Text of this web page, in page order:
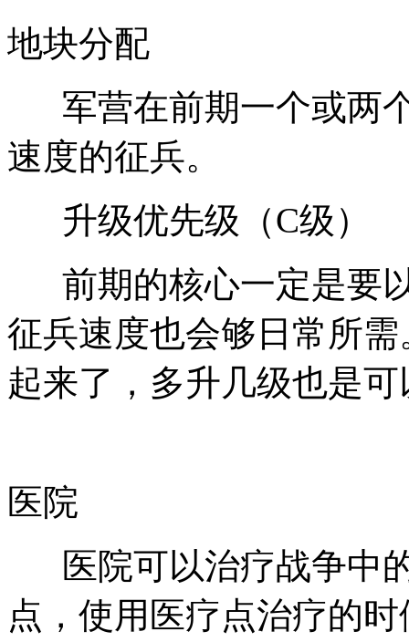
地块分配
军营在前期一个或两
速度的征兵。
升级优先级（C级）
前期的核心一定是要
征兵速度也会够日常所
起来了，多升几级也是可
医院
医院可以治疗战争中
点，使用医疗点治疗的